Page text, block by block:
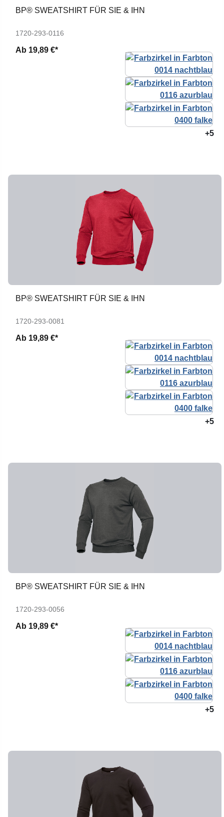
BP® SWEATSHIRT FÜR SIE & IHN
1720-293-0116
Ab 19,89 €*
+5
BP® SWEATSHIRT FÜR SIE & IHN
1720-293-0081
Ab 19,89 €*
+5
BP® SWEATSHIRT FÜR SIE & IHN
1720-293-0056
Ab 19,89 €*
+5